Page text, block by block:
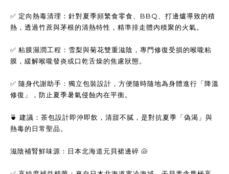
✅ 定向熱毒清理：針對夏季頻繁食零食、BBQ、打邊爐導致的積
熱，透過竹蔗與茅根的清熱特性，精準排走體內積聚的火氣。
✅ 粘膜濕潤工程：雪梨與菊花雙重滋陰，專門修復受損的喉嚨粘
膜，緩解喉嚨發炎或口乾舌燥的焦慮狀態。
✅ 隨身代謝助手：獨立包裝設計，方便隨時隨地為身體進行「降溫
修復」，防止夏季暑氣侵蝕內在平衡。
🍵 建議：茶包設計即沖即飲，清甜不膩，是對抗夏季「偽渴」與
熱毒的日常聖品。
滋陰補腎鮮味源：日本北海道元貝裙邊碎 🐚